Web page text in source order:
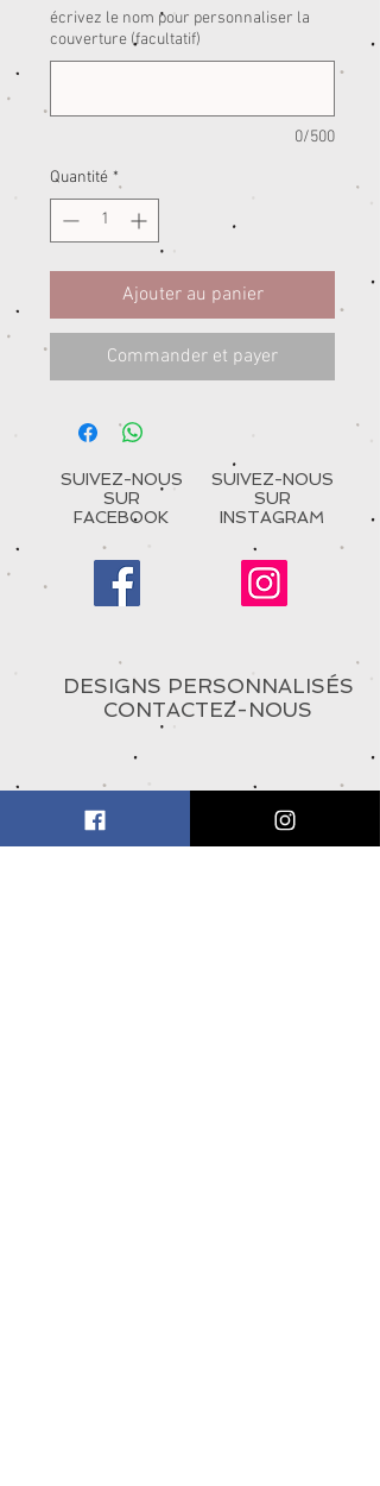
écrivez le nom pour personnaliser la
couverture (facultatif)
0/500
Quantité *
Ajouter au panier
Commander et payer
SUIVEZ-NOUS
SUR
FACEBOOK
SUIVEZ-NOUS
SUR
INSTAGRAM
DESIGNS PERSONNALISÉS
CONTACTEZ-NOUS
À PROPOS